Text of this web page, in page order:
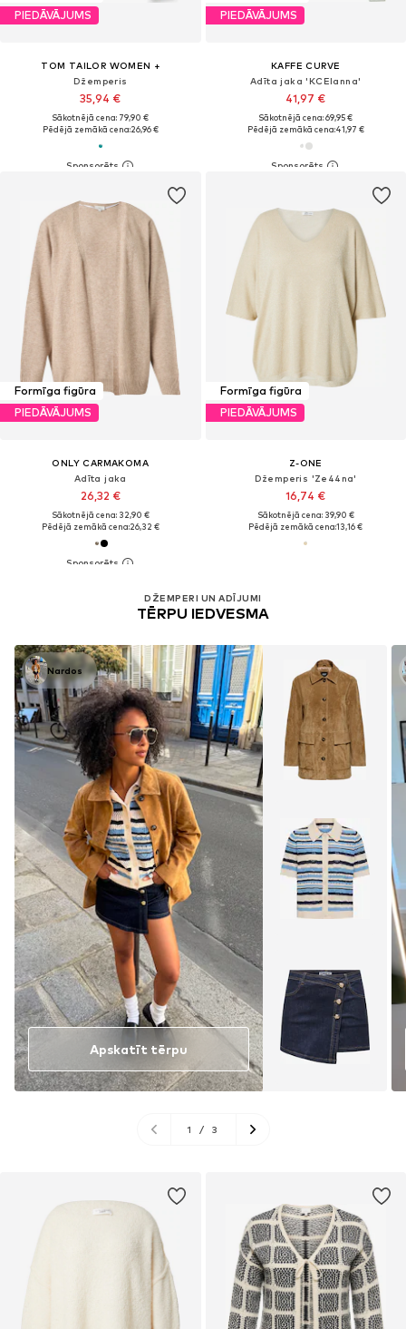
PIEDĀVĀJUMS
TOM TAILOR WOMEN +
Džemperis
35,94 €
Sākotnējā cena: 79,90 €
Pēdējā zemākā cena:26,96 €
PIEDĀVĀJUMS
KAFFE CURVE
Adīta jaka 'KCElanna'
41,97 €
Sākotnējā cena: 69,95 €
Pēdējā zemākā cena:41,97 €
Formīga figūra
PIEDĀVĀJUMS
ONLY CARMAKOMA
Adīta jaka
26,32 €
Sākotnējā cena: 32,90 €
Pēdējā zemākā cena:26,32 €
Formīga figūra
PIEDĀVĀJUMS
Z-ONE
Džemperis 'Ze44na'
16,74 €
Sākotnējā cena: 39,90 €
Pēdējā zemākā cena:13,16 €
DŽEMPERI UN ADĪJUMI
TĒRPU IEDVESMA
Nardos
Apskatīt tērpu
1 / 3